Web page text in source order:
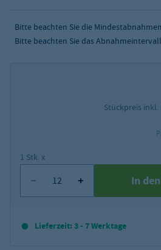
Bitte beachten Sie die
Bitte beachten Sie das
Stückpreis inkl.
1 Stk. x
In
Lieferzeit: 3 - 7 Werktage